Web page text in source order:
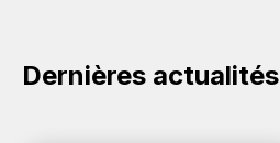
Dernières actualités